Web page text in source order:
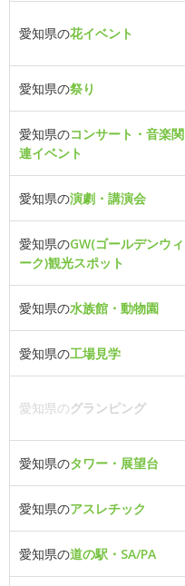
愛知県の花イベント
愛知県の祭り
愛知県のコンサート・音楽関
連イベント
愛知県の演劇・講演会
愛知県のGW(ゴールデンウィ
ーク)観光スポット
愛知県の水族館・動物園
愛知県の工場見学
愛知県のグランピング
愛知県のタワー・展望台
愛知県のアスレチック
愛知県の道の駅・SA/PA